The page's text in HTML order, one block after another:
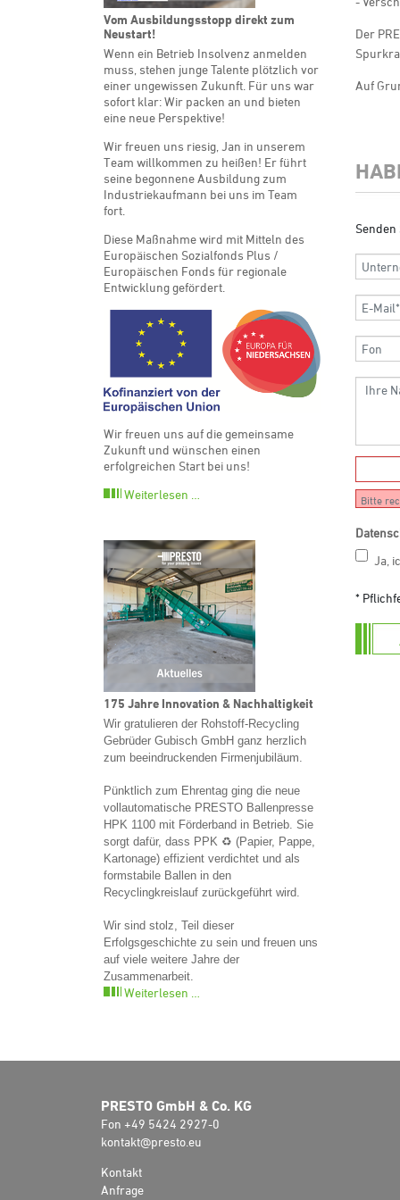
Der
Auf
Bitte
Ja,
*
Vom Ausbildungsstopp direkt zum
Neustart!
Wenn ein Betrieb Insolvenz anmelden
muss, stehen junge Talente plötzlich vor
einer ungewissen Zukunft. Für uns war
sofort klar: Wir packen an und bieten
eine neue Perspektive!
Wir freuen uns riesig, Jan in unserem
Team willkommen zu heißen! Er führt
seine begonnene Ausbildung zum
Industriekaufmann bei uns im Team
fort.
Diese Maßnahme wird mit Mitteln des
Europäischen Sozialfonds Plus /
Europäischen Fonds für regionale
Entwicklung gefördert.
Wir freuen uns auf die gemeinsame
Zukunft und wünschen einen
erfolgreichen Start bei uns!
Weiterlesen …
175 Jahre Innovation & Nachhaltigkeit
Wir gratulieren der Rohstoff-Recycling
Gebrüder Gubisch GmbH ganz herzlich
zum beeindruckenden Firmenjubiläum.
Pünktlich zum Ehrentag ging die neue
vollautomatische PRESTO Ballenpresse
HPK 1100 mit Förderband in Betrieb. Sie
sorgt dafür, dass PPK ♻️ (Papier, Pappe,
Kartonage) effizient verdichtet und als
formstabile Ballen in den
Recyclingkreislauf zurückgeführt wird.
Wir sind stolz, Teil dieser
Erfolgsgeschichte zu sein und freuen uns
auf viele weitere Jahre der
Zusammenarbeit.
Weiterlesen …
PRESTO GmbH & Co. KG
Fon +49 5424 2927-0
kontakt@presto.eu
Kontakt
Anfrage